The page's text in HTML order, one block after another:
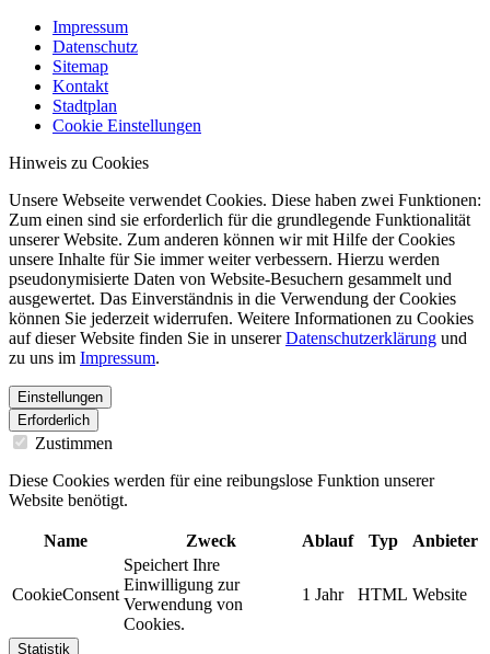
Impressum
Datenschutz
Sitemap
Kontakt
Stadtplan
Cookie Einstellungen
Hinweis zu Cookies
Unsere Webseite verwendet Cookies. Diese haben zwei Funktionen:
Zum einen sind sie erforderlich für die grundlegende Funktionalität
unserer Website. Zum anderen können wir mit Hilfe der Cookies
unsere Inhalte für Sie immer weiter verbessern. Hierzu werden
pseudonymisierte Daten von Website-Besuchern gesammelt und
ausgewertet. Das Einverständnis in die Verwendung der Cookies
können Sie jederzeit widerrufen. Weitere Informationen zu Cookies
auf dieser Website finden Sie in unsererDatenschutzerklärung und
zu uns im Impressum.
Einstellungen
Erforderlich
Zustimmen
Diese Cookies werden für eine reibungslose Funktion unserer
Website benötigt.
Name Zweck Ablauf Typ Anbieter
CookieConsent
Speichert Ihre
Einwilligung zur
Verwendung von
Cookies.
1 Jahr HTML Website
Statistik